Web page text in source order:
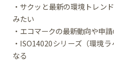
・サクッと最新の環境トレン
みたい
・エコマークの最新動向や申
・ISO14020シリーズ（環境
なる